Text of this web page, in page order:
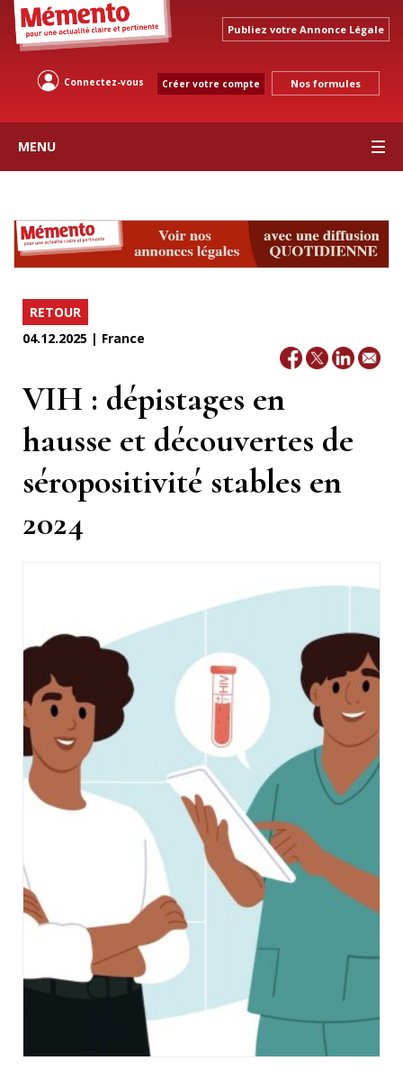
Publiez votre Annonce Légale
Connectez-vous Créer votre compte Nos formules
MENU
RETOUR
04.12.2025 | France
VIH : dépistages en
hausse et découvertes de
séropositivité stables en
2024